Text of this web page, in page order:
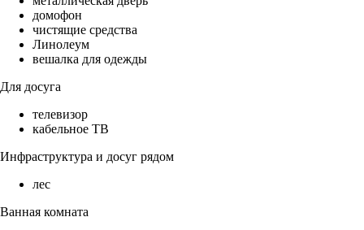
домофон
чистящие средства
Линолеум
вешалка для одежды
Для досуга
телевизор
кабельное ТВ
Инфраструктура и досуг рядом
лес
Ванная комната